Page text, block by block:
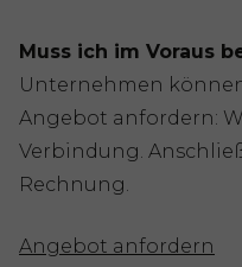
Muss ich im Voraus
Unternehmen
Angebot anfordern:
Verbindung.
Rechnung.
Angebot anfordern